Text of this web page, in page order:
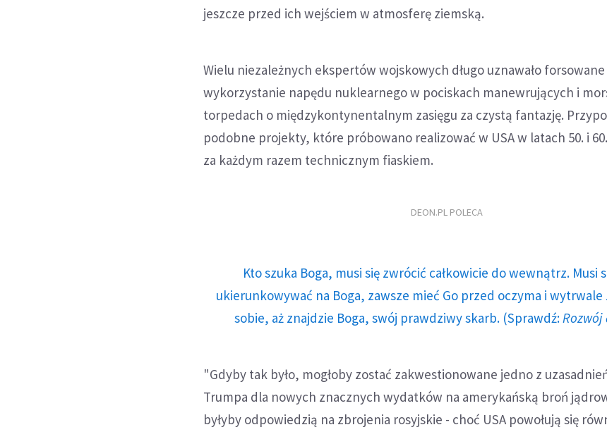
jeszcze przed ich wejściem w atmosferę ziemską.
Wielu niezależnych ekspertów wojskowych długo uznawało
wykorzystanie napędu nuklearnego w pociskach manewrujących i
torpedach o międzykontynentalnym zasięgu za czystą fantazję.
podobne projekty, które próbowano realizować w USA w latach 50. i
za każdym razem technicznym fiaskiem.
DEON.PL POLECA
Kto szuka Boga, musi się zwrócić całkowicie do wewnątrz. Musi
ukierunkowywać na Boga, zawsze mieć Go przed oczyma i wytrwale
sobie, aż znajdzie Boga, swój prawdziwy skarb. (Sprawdź: Rozwój
"Gdyby tak było, mogłoby zostać zakwestionowane jedno z
Trumpa dla nowych znacznych wydatków na amerykańską broń
byłyby odpowiedzią na zbrojenia rosyjskie - choć USA powołują się